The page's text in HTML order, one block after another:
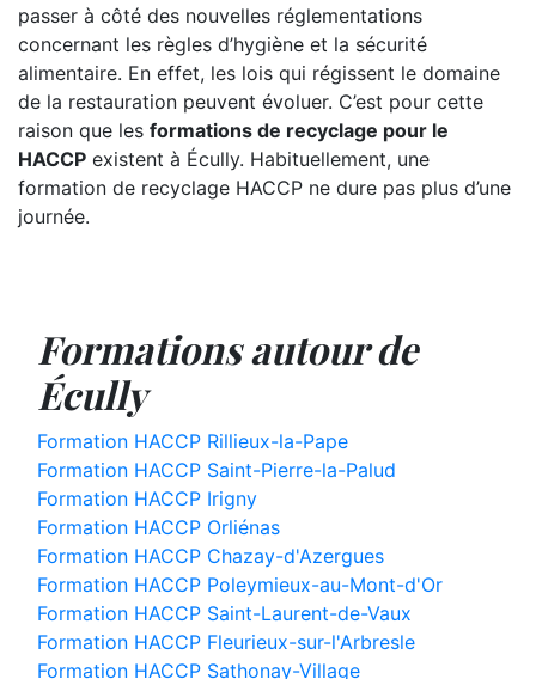
passer à côté des nouvelles réglementations
concernant les règles d’hygiène et la sécurité
alimentaire. En effet, les lois qui régissent le domaine
de la restauration peuvent évoluer. C’est pour cette
raison que les formations de recyclage pour le
HACCP existent à Écully. Habituellement, une
formation de recyclage HACCP ne dure pas plus d’une
journée.
Formations autour de
Écully
Formation HACCP Rillieux-la-Pape
Formation HACCP Saint-Pierre-la-Palud
Formation HACCP Irigny
Formation HACCP Orliénas
Formation HACCP Chazay-d'Azergues
Formation HACCP Poleymieux-au-Mont-d'Or
Formation HACCP Saint-Laurent-de-Vaux
Formation HACCP Fleurieux-sur-l'Arbresle
Formation HACCP Sathonay-Village